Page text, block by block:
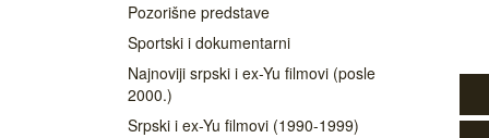
Pozorišne predstave
Sportski i dokumentarni
Najnoviji srpski i ex-Yu filmovi (posle
2000.)
Srpski i ex-Yu filmovi (1990-1999)